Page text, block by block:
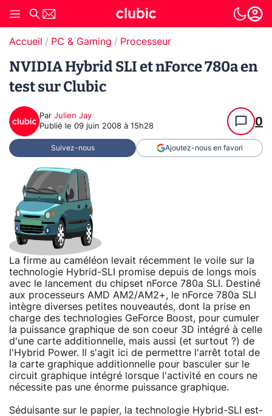
Accueil PC & Gaming Processeur
NVIDIA Hybrid SLI et nForce 780a en
test sur Clubic
Par Julien Jay
Publié le 09 juin 2008 à 15h28 0
Suivez-nous Ajoutez-nous en favori
La firme au caméléon levait récemment le voile sur la
technologie Hybrid-SLI promise depuis de longs mois
avec le lancement du chipset nForce 780a SLI. Destiné
aux processeurs AMD AM2/AM2+, le nForce 780a SLI
intègre diverses petites nouveautés, dont la prise en
charge des technologies GeForce Boost, pour cumuler
la puissance graphique de son coeur 3D intégré à celle
d'une carte additionnelle, mais aussi (et surtout ?) de
l'Hybrid Power. Il s'agit ici de permettre l'arrêt total de
la carte graphique additionnelle pour basculer sur le
circuit graphique intégré lorsque l'activité en cours ne
nécessite pas une énorme puissance graphique.
Séduisante sur le papier, la technologie Hybrid-SLI est-